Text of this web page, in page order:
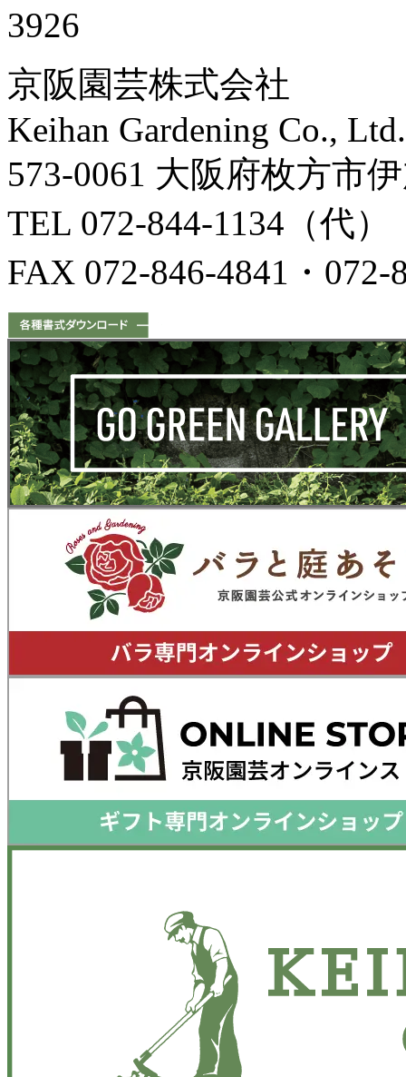
3926
京阪園芸株式会社
Keihan Gardening Co., Ltd.
573-0061 大阪府枚方市
TEL 072-844-1134（代）
FAX 072-846-4841・072-